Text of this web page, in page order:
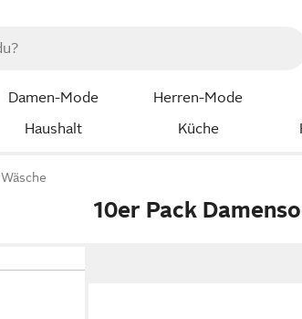
Damen-Mode Herren-Mode
Haushalt Küche
Wäsche
10er Pack